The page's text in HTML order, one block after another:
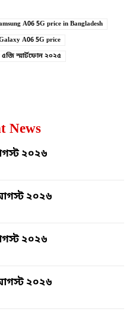
A06 5G price in Bangladesh
A06 5G price
স্মার্টফোন ২০২৫
News
২০২৬
২০২৬
২০২৬
২০২৬